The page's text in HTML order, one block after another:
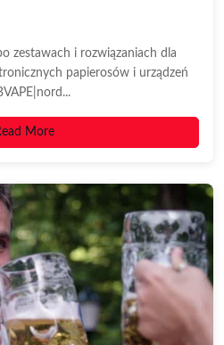
zestawach i rozwiązaniach dla
papierosów i urządzeń
More